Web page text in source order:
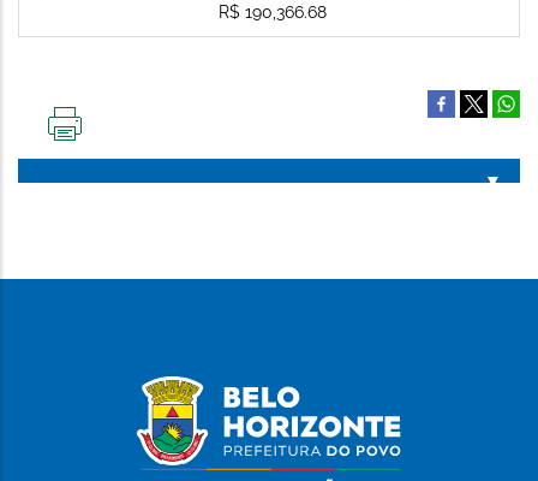
R$ 190,366.68
PÁGINA